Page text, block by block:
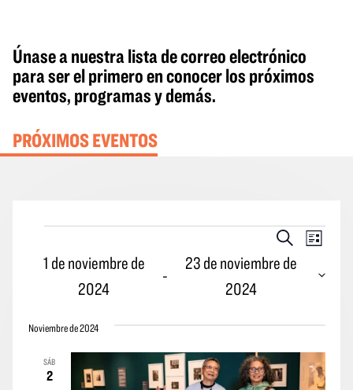
Únase a nuestra lista de correo electrónico
para ser el primero en conocer los próximos
eventos, programas y demás.
PRÓXIMOS EVENTOS
Eventos
Búsqueda
Buscar
las
de
los
Lista
1 de noviembre de
2024
-
23 de noviembre de
2024
la
Noviembre de 2024
SÁB
2